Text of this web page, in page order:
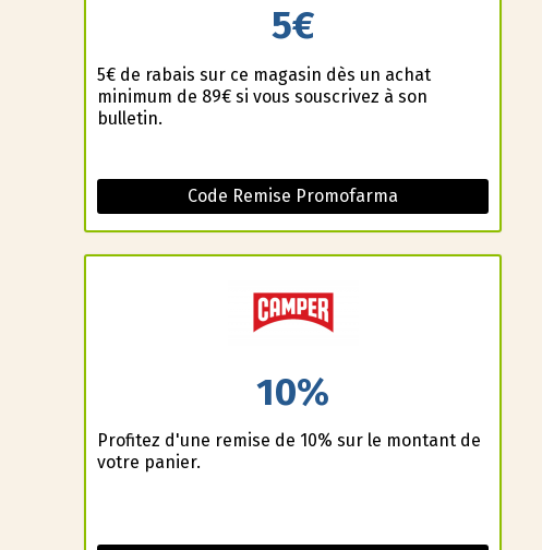
5€
5€ de rabais sur ce magasin dès un achat
minimum de 89€ si vous souscrivez à son
bulletin.
Code Remise Promofarma
10%
Profitez d'une remise de 10% sur le montant de
votre panier.